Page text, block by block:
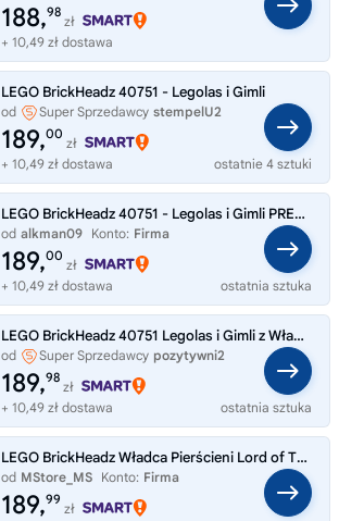
188,98
zł
+ 10,49 zł dostawa
LEGO BrickHeadz 40751 - Legolas i Gimli
od Super Sprzedawcy stempelU2
189,00
zł
+ 10,49 zł dostawa
ostatnie 4 sztuki
LEGO BrickHeadz 40751 - Legolas i Gimli PREZENT
od alkman09 Konto: Firma
189,00
zł
+ 10,49 zł dostawa
ostatnia sztuka
LEGO BrickHeadz 40751 Legolas i Gimli z Władcy Pierścieni na prezent święta
od Super Sprzedawcy pozytywni2
189,98
zł
+ 10,49 zł dostawa
ostatnia sztuka
LEGO BrickHeadz Władca Pierścieni Lord of The Ring 40751 Legolas i Gimli
od MStore_MS Konto: Firma
189,99
zł